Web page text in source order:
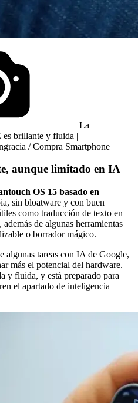
La
brillante y fluida |
/ Compra Smartphone
aunque limitado en IA
OS 15 basado en
sin bloatware y con buen
como traducción de texto en
de algunas herramientas
o borrador mágico.
algunas tareas con IA de Google,
más el potencial del hardware.
y fluida, y está preparado para
el apartado de inteligencia